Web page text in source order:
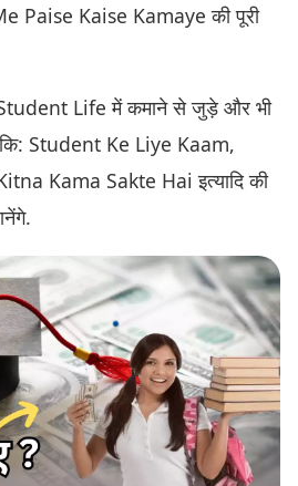
Paise Kaise Kamaye की पूरी
Life में कमाने से जुड़े और भी
Student Ke Liye Kaam,
Kama Sakte Hai इत्यादि की